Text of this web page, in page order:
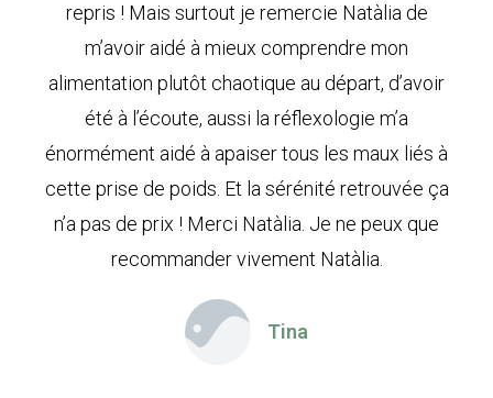
repris ! Mais surtout je remercie Natàlia de
m’avoir aidé à mieux comprendre mon
alimentation plutôt chaotique au départ, d’avoir
été à l’écoute, aussi la réflexologie m’a
énormément aidé à apaiser tous les maux liés à
cette prise de poids. Et la sérénité retrouvée ça
n’a pas de prix ! Merci Natàlia. Je ne peux que
recommander vivement Natàlia.
Tina